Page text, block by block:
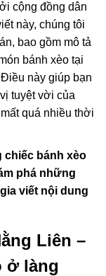
cộng đồng dân
này, chúng tôi
bao gồm mô tả
bánh xèo tại
này giúp bạn
tuyệt vời của
quá nhiều thời
chiếc bánh xèo
phá những
viết nội dung
Liên –
ở làng